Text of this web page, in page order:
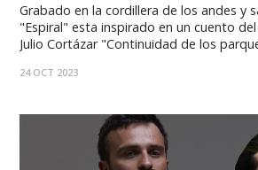
Grabado en la cordillera de los andes y
"Espiral" esta inspirado en un cuento
Julio Cortázar "Continuidad de los
entrelazan en una historia circular. Se
24 OCT 2023